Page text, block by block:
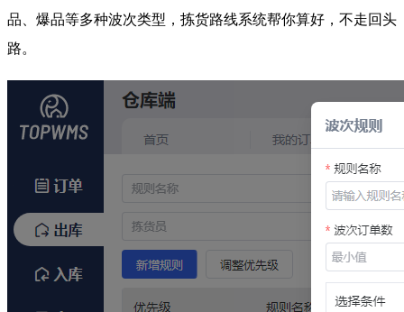
品、爆品等多种波次类型，拣货路线系统帮你算好，不走回头
路。